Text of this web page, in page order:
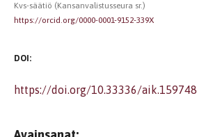
Kvs-säätiö (Kansanvalistusseura sr.)
https://orcid.org/0000-0001-9152-339X
DOI:
https://doi.org/10.33336/aik.159748